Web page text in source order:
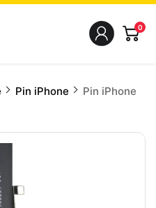
0
Pin iPhone
Pin iPhone